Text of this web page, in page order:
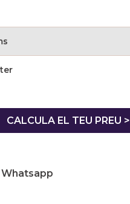
CALCULA EL TEU PREU >